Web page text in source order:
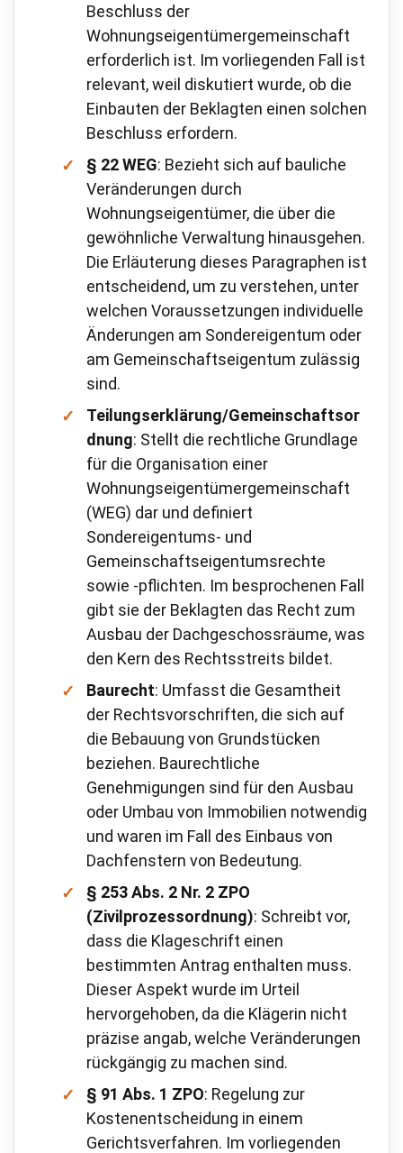
Beschluss der
Wohnungseigentümergemeinschaft
erforderlich ist. Im vorliegenden Fall ist
relevant, weil diskutiert wurde, ob die
Einbauten der Beklagten einen solchen
Beschluss erfordern.
§ 22 WEG: Bezieht sich auf bauliche
Veränderungen durch
Wohnungseigentümer, die über die
gewöhnliche Verwaltung hinausgehen.
Die Erläuterung dieses Paragraphen ist
entscheidend, um zu verstehen, unter
welchen Voraussetzungen individuelle
Änderungen am Sondereigentum oder
am Gemeinschaftseigentum zulässig
sind.
Teilungserklärung/Gemeinschaftsor
dnung: Stellt die rechtliche Grundlage
für die Organisation einer
Wohnungseigentümergemeinschaft
(WEG) dar und definiert
Sondereigentums- und
Gemeinschaftseigentumsrechte
sowie -pflichten. Im besprochenen Fall
gibt sie der Beklagten das Recht zum
Ausbau der Dachgeschossräume, was
den Kern des Rechtsstreits bildet.
Baurecht: Umfasst die Gesamtheit
der Rechtsvorschriften, die sich auf
die Bebauung von Grundstücken
beziehen. Baurechtliche
Genehmigungen sind für den Ausbau
oder Umbau von Immobilien notwendig
und waren im Fall des Einbaus von
Dachfenstern von Bedeutung.
§ 253 Abs. 2 Nr. 2 ZPO
(Zivilprozessordnung): Schreibt vor,
dass die Klageschrift einen
bestimmten Antrag enthalten muss.
Dieser Aspekt wurde im Urteil
hervorgehoben, da die Klägerin nicht
präzise angab, welche Veränderungen
rückgängig zu machen sind.
§ 91 Abs. 1 ZPO: Regelung zur
Kostenentscheidung in einem
Gerichtsverfahren. Im vorliegenden